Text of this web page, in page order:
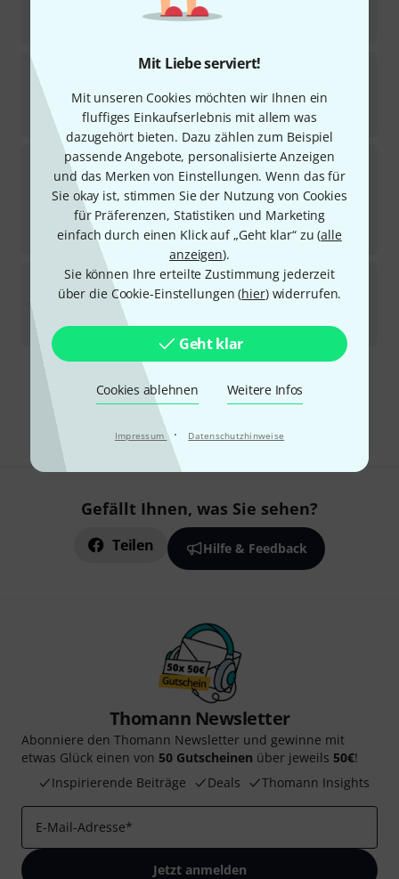
Mit Liebe serviert!
Mit unseren Cookies möchten wir Ihnen ein
fluffiges Einkaufserlebnis mit allem was
dazugehört bieten. Dazu zählen zum Beispiel
passende Angebote, personalisierte Anzeigen
und das Merken von Einstellungen. Wenn das für
Sie okay ist, stimmen Sie der Nutzung von Cookies
für Präferenzen, Statistiken und Marketing
einfach durch einen Klick auf „Geht klar“ zu (alle
anzeigen).
Sie können Ihre erteilte Zustimmung jederzeit
über die Cookie-Einstellungen (hier) widerrufen.
Geht klar
Cookies ablehnen Weitere Infos
Impressum · Datenschutzhinweise
Sofort lieferbar
ObsidianWireT Univ. 3-Way Control Plate C
Sofort lieferbar
149 €
ObsidianWire ST 7-Way ST HSS/HSH Ha B-Stock
Sofort lieferbar
119€
30-Tage-Bestpreis:149 €
-20%
ObsidianWireT 3-Way Universal Spl. B-Stock
Sofort lieferbar
111€
Kostenloser Versand ab 29 €
Alle Preise inkl. MwSt.
Gefällt Ihnen, was Sie sehen?
Teilen Hilfe & Feedback
Thomann Newsletter
Abonniere den Thomann Newsletter und gewinne mit
etwas Glück einen von 50 Gutscheinen über jeweils 50€!
Inspirierende Beiträge
Deals Thomann Insights
E-Mail-Adresse*
Jetzt anmelden